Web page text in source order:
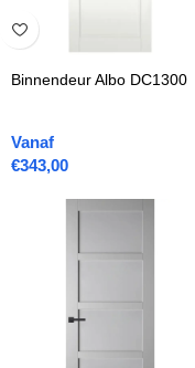
Binnendeur Albo DC1300
Vanaf
€343,00